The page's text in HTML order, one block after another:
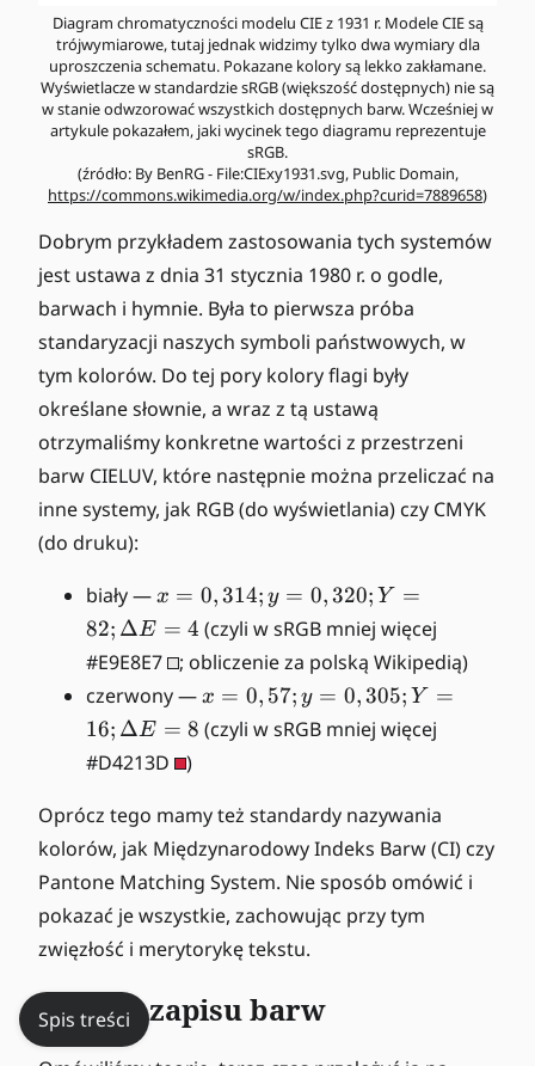
Spis treści
Diagram chromatyczności modelu CIE z 1931 r. Modele CIE są
trójwymiarowe, tutaj jednak widzimy tylko dwa wymiary dla
uproszczenia schematu. Pokazane kolory są lekko zakłamane.
Wyświetlacze w standardzie sRGB (większość dostępnych) nie są
w stanie odwzorować wszystkich dostępnych barw. Wcześniej w
artykule pokazałem, jaki wycinek tego diagramu reprezentuje
sRGB.
(źródło: By BenRG - File:CIExy1931.svg, Public Domain,
https://commons.wikimedia.org/w/index.php?curid=7889658)
Dobrym przykładem zastosowania tych systemów
jest ustawa z dnia 31 stycznia 1980 r. o godle,
barwach i hymnie. Była to pierwsza próba
standaryzacji naszych symboli państwowych, w
tym kolorów. Do tej pory kolory flagi były
określane słownie, a wraz z tą ustawą
otrzymaliśmy konkretne wartości z przestrzeni
barw CIELUV, które następnie można przeliczać na
inne systemy, jak RGB (do wyświetlania) czy CMYK
(do druku):
biały — x
3
1
4;
y
0,
3
0;
Y
=
2;
D
x = 0,314; y = 0,320; Y
=
82; ΔE = 4 (czyli w sRGB mniej więcej
#E9E8E7
; obliczenie za polską Wikipedią)
czerwony — x
=
0,
y
=
0,
3
0
5;
Y
=
x = 0, 57; y = 0,305; Y
=
16; ΔE = 8 (czyli w sRGB mniej więcej
#D4213D
)
Oprócz tego mamy też standardy nazywania
kolorów, jak Międzynarodowy Indeks Barw (CI) czy
Pantone Matching System. Nie sposób omówić i
pokazać je wszystkie, zachowując przy tym
zwięzłość i merytorykę tekstu.
Sposób zapisu barw